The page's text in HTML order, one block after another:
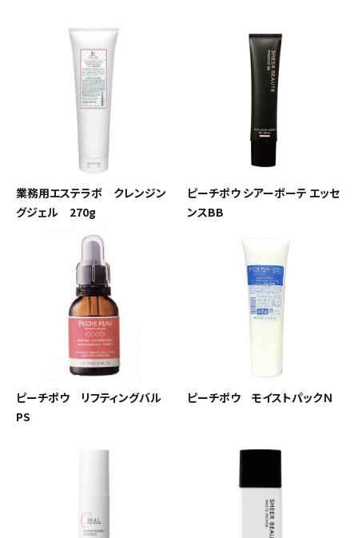
メーカー・ブランドから探す
092-481-6557
営業時間 - 10:00-17:00 休-土日祝
業務用エステラボ クレンジン
グジェル 270g
ピーチポウ シアーボーテ エッセ
ンスBB
ピーチポウ リフティングバル
PS
ピーチポウ モイストパックＮ